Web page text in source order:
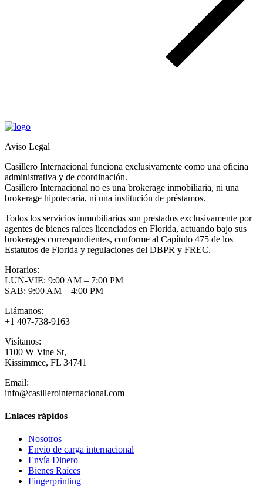
Aviso Legal
Casillero Internacional funciona exclusivamente como una oficina
administrativa y de coordinación.
Casillero Internacional no es una brokerage inmobiliaria, ni una
brokerage hipotecaria, ni una institución de préstamos.
Todos los servicios inmobiliarios son prestados exclusivamente por
agentes de bienes raíces licenciados en Florida, actuando bajo sus
brokerages correspondientes, conforme al Capítulo 475 de los
Estatutos de Florida y regulaciones del DBPR y FREC.
Horarios:
LUN-VIE: 9:00 AM – 7:00 PM
SAB: 9:00 AM – 4:00 PM
Llámanos:
+1 407-738-9163
Visítanos:
1100 W Vine St,
Kissimmee, FL 34741
Email:
info@casillerointernacional.com
Enlaces rápidos
Nosotros
Envio de carga internacional
Envía Dinero
Bienes Raíces
Fingerprinting